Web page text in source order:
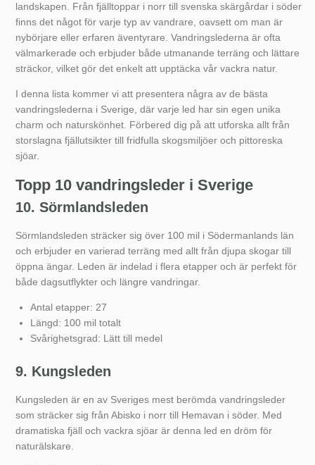
landskapen. Från fjälltoppar i norr till svenska skärgårdar i söder
finns det något för varje typ av vandrare, oavsett om man är
nybörjare eller erfaren äventyrare. Vandringslederna är ofta
välmarkerade och erbjuder både utmanande terräng och lättare
sträckor, vilket gör det enkelt att upptäcka vår vackra natur.
I denna lista kommer vi att presentera några av de bästa
vandringslederna i Sverige, där varje led har sin egen unika
charm och naturskönhet. Förbered dig på att utforska allt från
storslagna fjällutsikter till fridfulla skogsmiljöer och pittoreska
sjöar.
Topp 10 vandringsleder i Sverige
10. Sörmlandsleden
Sörmlandsleden sträcker sig över 100 mil i Södermanlands län
och erbjuder en varierad terräng med allt från djupa skogar till
öppna ängar. Leden är indelad i flera etapper och är perfekt för
både dagsutflykter och längre vandringar.
Antal etapper: 27
Längd: 100 mil totalt
Svårighetsgrad: Lätt till medel
9. Kungsleden
Kungsleden är en av Sveriges mest berömda vandringsleder
som sträcker sig från Abisko i norr till Hemavan i söder. Med
dramatiska fjäll och vackra sjöar är denna led en dröm för
naturälskare.